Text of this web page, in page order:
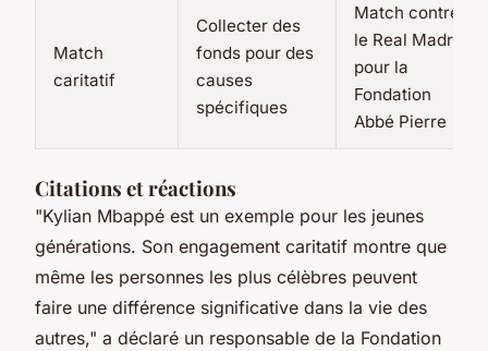
Match
caritatif
Collecter des
fonds pour des
causes
spécifiques
Match contre
le Real Madrid
pour la
Fondation
Abbé Pierre
Citations et réactions
"Kylian Mbappé est un exemple pour les jeunes
générations. Son engagement caritatif montre que
même les personnes les plus célèbres peuvent
faire une différence significative dans la vie des
autres," a déclaré un responsable de la Fondation